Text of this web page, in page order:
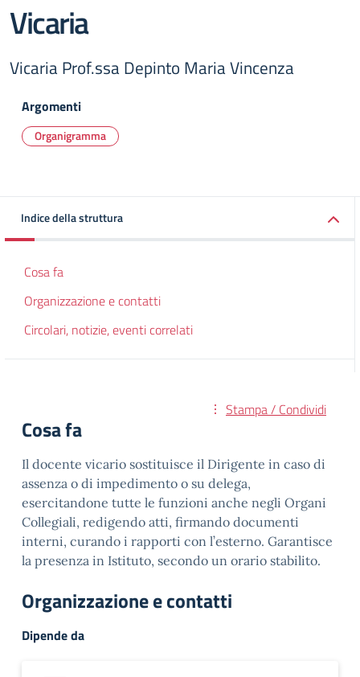
Vicaria
Vicaria Prof.ssa Depinto Maria Vincenza
Argomenti
Organigramma
Indice della struttura
Cosa fa
Organizzazione e contatti
Circolari, notizie, eventi correlati
Stampa / Condividi
Cosa fa
Il docente vicario sostituisce il Dirigente in caso di
assenza o di impedimento o su delega,
esercitandone tutte le funzioni anche negli Organi
Collegiali, redigendo atti, firmando documenti
interni, curando i rapporti con l’esterno. Garantisce
la presenza in Istituto, secondo un orario stabilito.
Organizzazione e contatti
Dipende da